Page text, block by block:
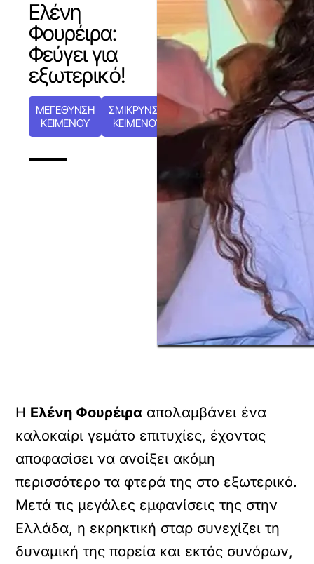
Ελένη
Φουρέιρα:
Φεύγει για
εξωτερικό!
ΜΕΓΕΘΥΝΣΗ
ΚΕΙΜΕΝΟΥ
ΣΜΙΚΡΥΝΣΗ
ΚΕΙΜΕΝΟΥ
Η Ελένη Φουρέιρα απολαμβάνει ένα
καλοκαίρι γεμάτο επιτυχίες, έχοντας
αποφασίσει να ανοίξει ακόμη
περισσότερο τα φτερά της στο εξωτερικό.
Μετά τις μεγάλες εμφανίσεις της στην
Ελλάδα, η εκρηκτική σταρ συνεχίζει τη
δυναμική της πορεία και εκτός συνόρων,